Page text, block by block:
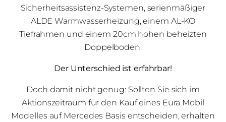
Sicherheitsassistenz-Systemen, serienmäßiger
ALDE Warmwasserheizung, einem AL-KO
Tiefrahmen und einem 20cm hohen beheizten
Doppelboden.
Der Unterschied ist erfahrbar!
Doch damit nicht genug: Sollten Sie sich im
Aktionszeitraum für den Kauf eines Eura Mobil
Modelles auf Mercedes Basis entscheiden, erhalten